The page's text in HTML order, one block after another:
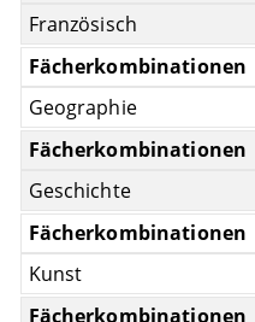
Französisch
Geographie
Geschichte
Kunst